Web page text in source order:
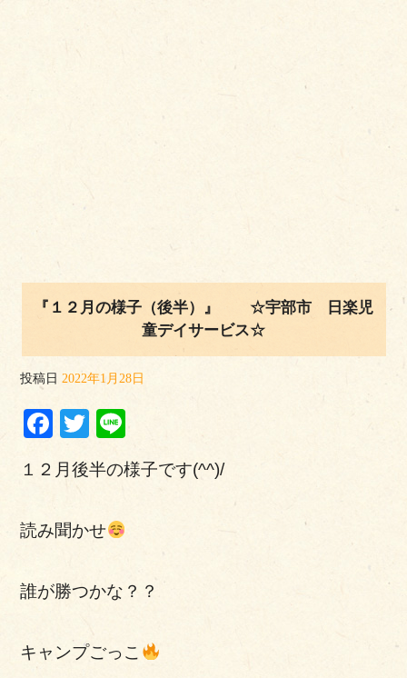
『１２月の様子（後半）』 ☆宇部市 日楽児
童デイサービス☆
投稿日 2022年1月28日
Facebook
Twitter
１２月後半の様子です(^^)/
読み聞かせ
誰が勝つかな？？
キャンプごっこ